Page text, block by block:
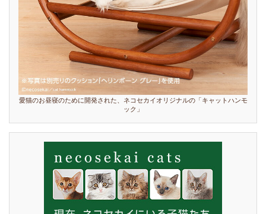
愛猫のお昼寝のために開発された、ネコセカイオリジナルの「キャットハンモ
ック」